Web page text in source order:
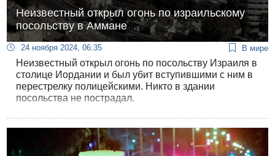
Неизвестный открыл огонь по израильскому
посольству в Аммане
24 ноября 2024, 06:35 В мире
Неизвестный открыл огонь по посольству Израиля в
столице Иордании и был убит вступившими с ним в
перестрелку полицейскими. Никто в здании
посольства не пострадал.